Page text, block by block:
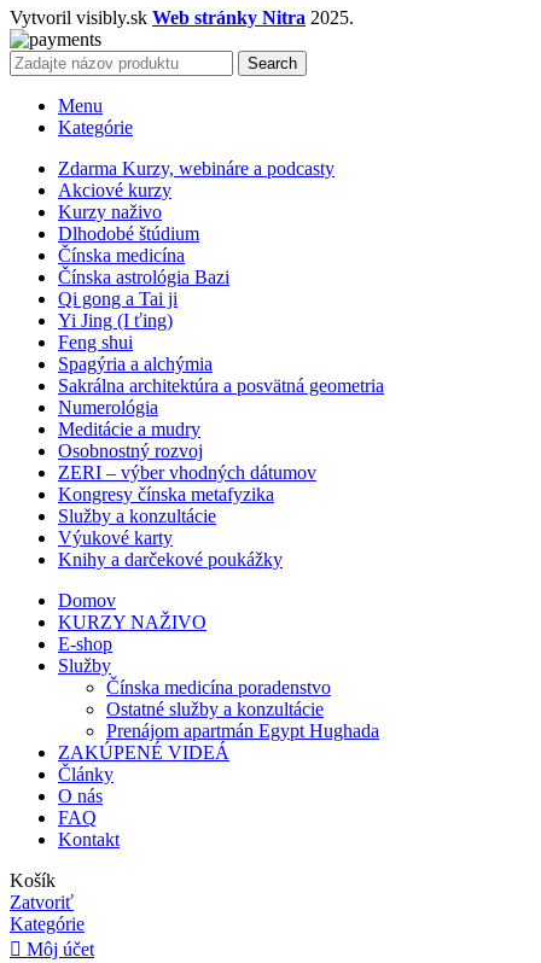
Vytvoril visibly.sk Web stránky Nitra 2025.
Search
Menu
Kategórie
Zdarma Kurzy, webináre a podcasty
Akciové kurzy
Kurzy naživo
Dlhodobé štúdium
Čínska medicína
Čínska astrológia Bazi
Qi gong a Tai ji
Yi Jing (I ťing)
Feng shui
Spagýria a alchýmia
Sakrálna architektúra a posvätná geometria
Numerológia
Meditácie a mudry
Osobnostný rozvoj
ZERI – výber vhodných dátumov
Kongresy čínska metafyzika
Služby a konzultácie
Výukové karty
Knihy a darčekové poukážky
Domov
KURZY NAŽIVO
E-shop
Služby
Čínska medicína poradenstvo
Ostatné služby a konzultácie
Prenájom apartmán Egypt Hughada
ZAKÚPENÉ VIDEÁ
Články
O nás
FAQ
Kontakt
Košík
Zatvoriť
Kategórie
Môj účet